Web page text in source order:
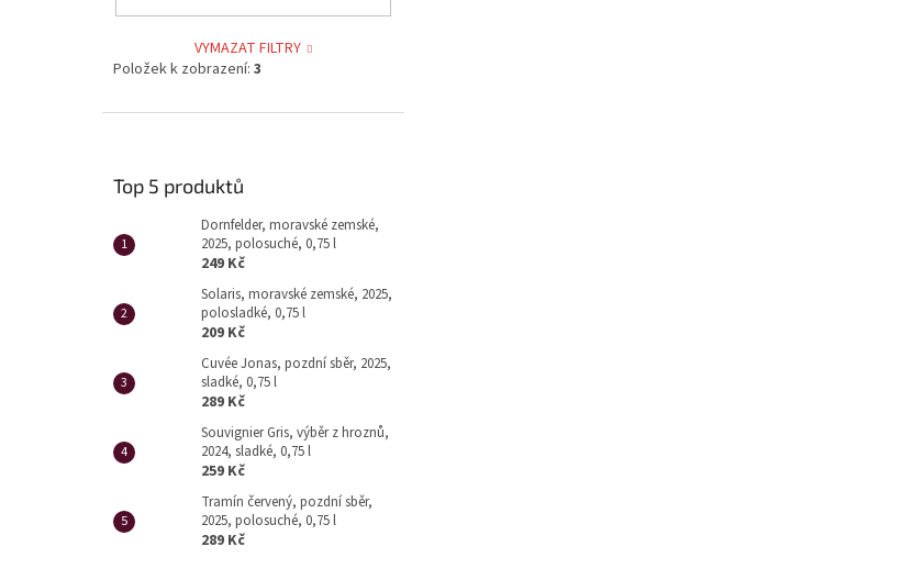
VYMAZAT FILTRY
Položek k zobrazení: 3
Top 5 produktů
Dornfelder, moravské zemské,
2025, polosuché, 0,75 l
249 Kč
Solaris, moravské zemské, 2025,
polosladké, 0,75 l
209 Kč
Cuvée Jonas, pozdní sběr, 2025,
sladké, 0,75 l
289 Kč
Souvignier Gris, výběr z hroznů,
2024, sladké, 0,75 l
259 Kč
Tramín červený, pozdní sběr,
2025, polosuché, 0,75 l
289 Kč